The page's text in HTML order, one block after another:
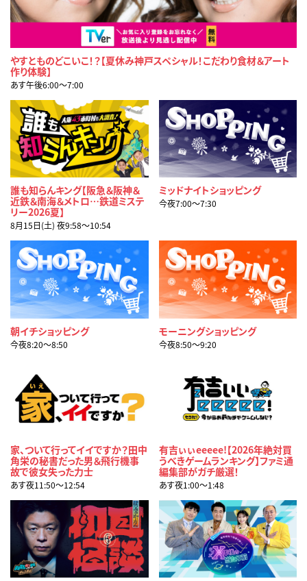
やすとものどこいこ！？【夏休み神戸スペシャル！こだわり食材＆アート
作り体験】
あす午後6:00〜7:00
誰も知らんキング【阪急＆阪神＆
近鉄＆南海＆メトロ…鉄道ミステ
リー2026夏】
8月15日(土) 夜9:58〜10:54
ミッドナイトショッピング
今夜7:00〜7:30
朝イチショッピング
今夜8:20〜8:50
モーニングショッピング
今夜8:50〜9:20
家、ついて行ってイイですか？田中
角栄の秘書だった男＆飛行機事
故で彼女失った力士
あす夜11:50〜12:54
有吉ぃぃeeeee!【2026年絶対買
うべきゲームランキング】ファミ通
編集部がガチ厳選！
あす夜1:00〜1:48